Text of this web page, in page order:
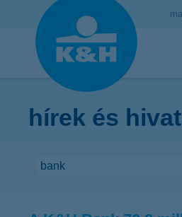
hírek és